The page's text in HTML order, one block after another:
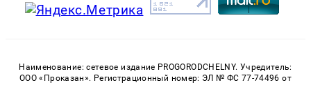
Наименование: сетевое издание PROGORODCHELNY. Учредитель:
ООО «Проказан». Регистрационный номер: ЭЛ № ФС 77-74496 от